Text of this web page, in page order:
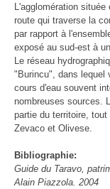
L'agglomération
route qui traverse la
par rapport à
exposé au sud-est à
Le réseau
"Burincu", dans lequel
cours d'eau souvent
nombreuses sources.
partie du territoire,
Zevaco et Olivese.
Bibliographie:
Guide du Taravo,
Alain Piazzola. 2004